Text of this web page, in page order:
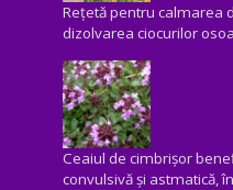
Rețetă pentru calmarea
dizolvarea ciocurilor
Ceaiul de cimbrișor
convulsivă şi astmatică,